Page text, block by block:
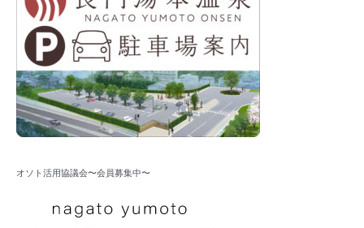
オソト活用協議会〜会員募集中〜